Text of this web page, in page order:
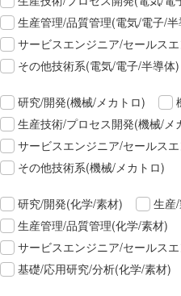
生産管理/品質管理(電気/電子/
サービスエンジニア/セールス
その他技術系(電気/電子/半導体)
研究/開発(機械/メカトロ)
生産技術/プロセス開発(機械/メ
サービスエンジニア/セールス
その他技術系(機械/メカトロ)
研究/開発(化学/素材)
生産
生産管理/品質管理(化学/素材)
サービスエンジニア/セールス
基礎/応用研究/分析(化学/素材)